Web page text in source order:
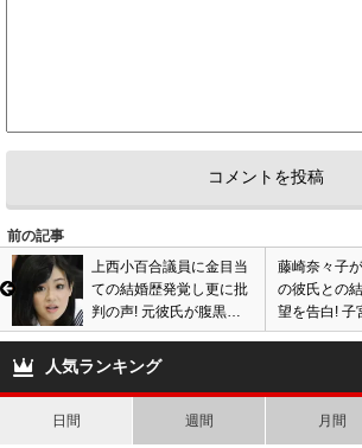
今や扱いはSMAPより上なのか、、まぁジャニーズ
前の記事
上西小百合議員に金目当
ての結婚歴発覚し更に批
判の声! 元彼氏が腹黒す
ぎる裏の顔を暴露
藤崎奈々子
の彼氏との
望を告白! 子
病気を患い
人気ランキング
日間 週間 月間